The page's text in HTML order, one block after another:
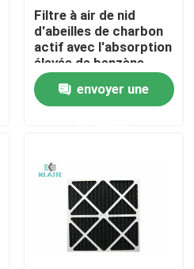
Filtre à air de nid
d'abeilles de charbon
actif avec l'absorption
élevée de benzène
d'odeur
envoyer une